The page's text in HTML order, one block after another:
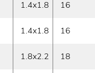
1.4x1.8 16
1.4x1.8 16
1.8x2.2 18